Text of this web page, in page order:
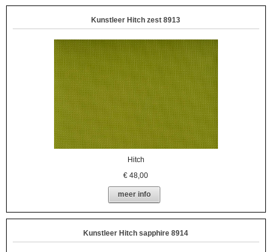
Kunstleer Hitch zest 8913
Hitch
€48,00
meer info
Kunstleer Hitch sapphire 8914